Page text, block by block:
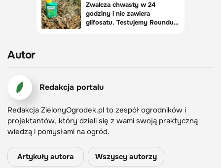
Autor
Redakcja portalu
Redakcja ZielonyOgrodek.pl to zespół ogrodników i
projektantów, który dzieli się z wami swoją praktyczną
wiedzą i pomysłami na ogród.
Artykuły autora Wszyscy autorzy